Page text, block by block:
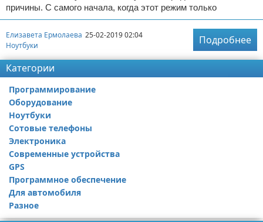
причины. С самого начала, когда этот режим только
Елизавета Ермолаева 25-02-2019 02:04
Ноутбуки
Подробнее
Категории
Программирование
Оборудование
Ноутбуки
Сотовые телефоны
Электроника
Современные устройства
GPS
Программное обеспечение
Для автомобиля
Разное